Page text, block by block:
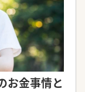
お金事情と